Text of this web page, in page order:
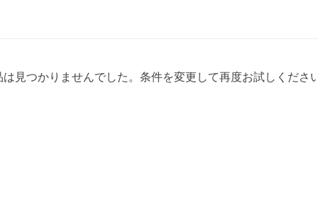
見つかりませんでした。条件を変更して再度お試しください